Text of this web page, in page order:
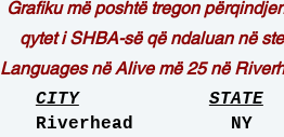
Grafiku më poshtë tregon
qytet i SHBA-së që ndaluan në
Languages në Alive më 25 në
CITY STATE
Riverhead NY